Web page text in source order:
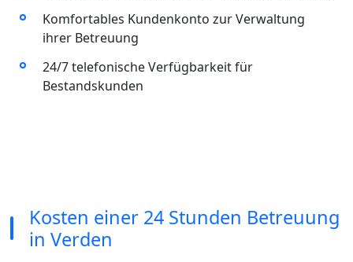
Komfortables Kundenkonto zur Verwaltung
ihrer Betreuung
24/7 telefonische Verfügbarkeit für
Bestandskunden
Kosten einer 24 Stunden Betreuung
in Verden